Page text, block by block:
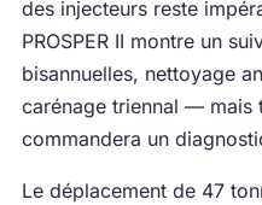
des injecteurs reste
PROSPER II montre un
bisannuelles, nettoyage
carénage triennal — mais
commandera un
Le déplacement de 47